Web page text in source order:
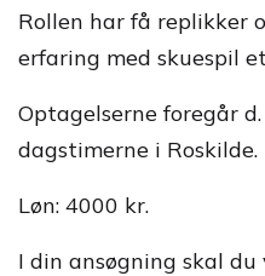
Rollen har få replikker
erfaring med skuespil
Optagelserne foregår
dagstimerne i Roskilde.
Løn: 4000 kr.
I din ansøgning skal